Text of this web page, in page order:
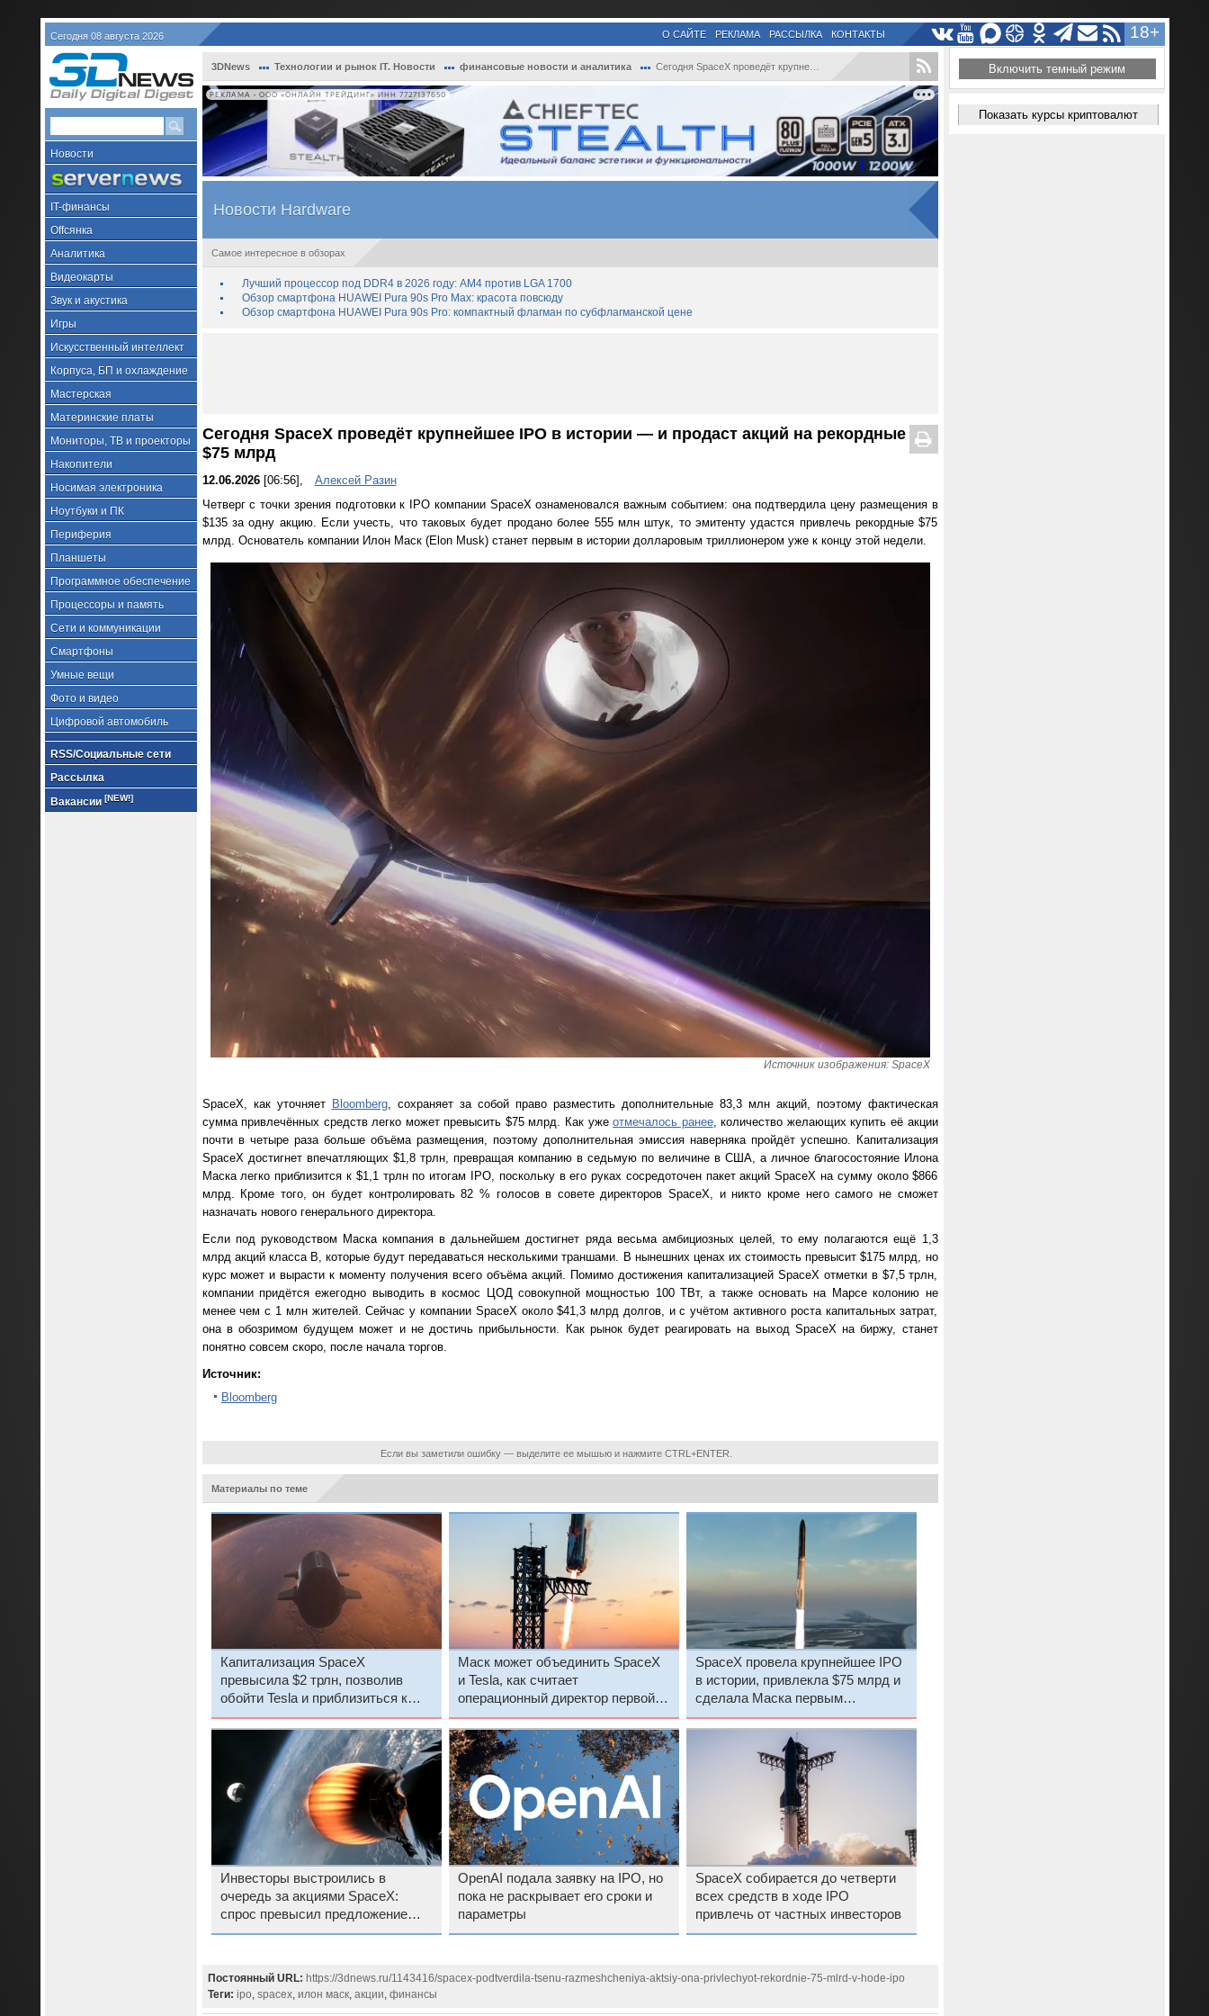
Сегодня 08 августа 2026 18+
О САЙТЕ РЕКЛАМА РАССЫЛКА КОНТАКТЫ
Новости
IT-финансы
Offсянка
Аналитика
Видеокарты
Звук и акустика
Игры
Искусственный интеллект
Корпуса, БП и охлаждение
Мастерская
Материнские платы
Мониторы, ТВ и проекторы
Накопители
Носимая электроника
Ноутбуки и ПК
Периферия
Планшеты
Программное обеспечение
Процессоры и память
Сети и коммуникации
Смартфоны
Умные вещи
Фото и видео
Цифровой автомобиль
RSS/Социальные сети
Рассылка
Вакансии [NEW!]
3DNews Технологии и рынок IT. Новости финансовые новости и аналитика Сегодня SpaceX проведёт крупнейшее IPO в...
РЕКЛАМА • ООО «ОНЛАЙН ТРЕЙДИНГ» ИНН 7727137650
Новости Hardware
Самое интересное в обзорах
Лучший процессор под DDR4 в 2026 году: AM4 против LGA 1700
Обзор смартфона HUAWEI Pura 90s Pro Max: красота повсюду
Обзор смартфона HUAWEI Pura 90s Pro: компактный флагман по субфлагманской цене
Сегодня SpaceX проведёт крупнейшее IPO в истории — и продаст акций на рекордные
$75 млрд
12.06.2026[06:56],
Алексей Разин
Четверг с точки зрения подготовки к IPO компании SpaceX ознаменовался важным событием: она подтвердила цену размещения в
$135 за одну акцию. Если учесть, что таковых будет продано более 555 млн штук, то эмитенту удастся привлечь рекордные $75
млрд. Основатель компании Илон Маск (Elon Musk) станет первым в истории долларовым триллионером уже к концу этой недели.
Источник изображения: SpaceX
SpaceX, как уточняет Bloomberg, сохраняет за собой право разместить дополнительные 83,3 млн акций, поэтому фактическая
сумма привлечённых средств легко может превысить $75 млрд. Как ужеотмечалось ранее, количество желающих купить её акции
почти в четыре раза больше объёма размещения, поэтому дополнительная эмиссия наверняка пройдёт успешно. Капитализация
SpaceX достигнет впечатляющих $1,8 трлн, превращая компанию в седьмую по величине в США, а личное благосостояние Илона
Маска легко приблизится к $1,1 трлн по итогам IPO, поскольку в его руках сосредоточен пакет акций SpaceX на сумму около $866
млрд. Кроме того, он будет контролировать 82 % голосов в совете директоров SpaceX, и никто кроме него самого не сможет
назначать нового генерального директора.
Если под руководством Маска компания в дальнейшем достигнет ряда весьма амбициозных целей, то ему полагаются ещё 1,3
млрд акций класса B, которые будут передаваться несколькими траншами. В нынешних ценах их стоимость превысит $175 млрд, но
курс может и вырасти к моменту получения всего объёма акций. Помимо достижения капитализацией SpaceX отметки в $7,5 трлн,
компании придётся ежегодно выводить в космос ЦОД совокупной мощностью 100 ТВт, а также основать на Марсе колонию не
менее чем с 1 млн жителей. Сейчас у компании SpaceX около $41,3 млрд долгов, и с учётом активного роста капитальных затрат,
она в обозримом будущем может и не достичь прибыльности. Как рынок будет реагировать на выход SpaceX на биржу, станет
понятно совсем скоро, после начала торгов.
Источник:
Bloomberg
Если вы заметили ошибку — выделите ее мышью и нажмите CTRL+ENTER.
Материалы по теме
Капитализация SpaceX
превысила $2 трлн, позволив
обойти Tesla и приблизиться к
Amazon
Маск может объединить SpaceX
и Tesla, как считает
операционный директор первой
из компаний
SpaceX провела крупнейшее IPO
в истории, привлекла $75 млрд и
сделала Маска первым
триллионером
Инвесторы выстроились в
очередь за акциями SpaceX:
спрос превысил предложение
почти в четыре раза
OpenAI подала заявку на IPO, но
пока не раскрывает его сроки и
параметры
SpaceX собирается до четверти
всех средств в ходе IPO
привлечь от частных инвесторов
Постоянный URL: https://3dnews.ru/1143416/spacex-podtverdila-tsenu-razmeshcheniya-aktsiy-ona-privlechyot-rekordnie-75-mlrd-v-hode-ipo
Теги: ipo, spacex, илон маск, акции, финансы
Включить темный режим
Показать курсы криптовалют